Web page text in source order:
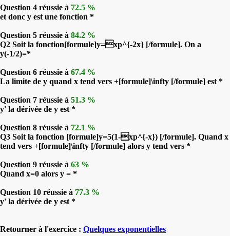
Question 4 réussie à 72.5 %
et donc y est une fonction *
Question 5 réussie à 84.2 %
Q2 Soit la fonction[formule]y=xp^{-2x} [/formule]. On a
y(-1/2)=*
Question 6 réussie à 67.4 %
La limite de y quand x tend vers +[formule]\infty [/formule] est *
Question 7 réussie à 51.3 %
y' la dérivée de y est *
Question 8 réussie à 72.1 %
Q3 Soit la fonction [formule]y=5(1-xp^{-x}) [/formule]. Quand x
tend vers +[formule]\infty [/formule] alors y tend vers *
Question 9 réussie à 63 %
Quand x=0 alors y = *
Question 10 réussie à 77.3 %
y' la dérivée de y est *
Retourner à l'exercice : Quelques exponentielles